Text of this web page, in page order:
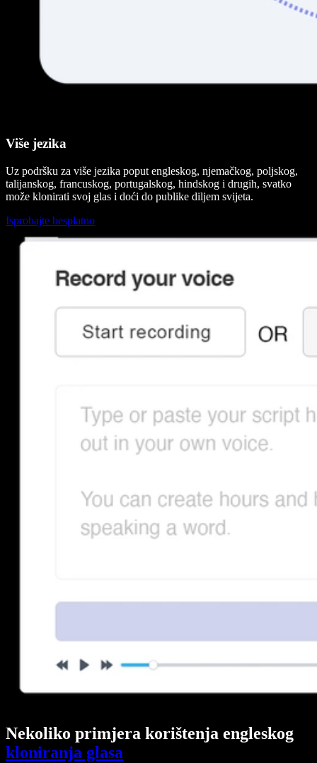
Više jezika
Uz podršku za više jezika poput engleskog, njemačkog, poljskog,
talijanskog, francuskog, portugalskog, hindskog i drugih, svatko
može klonirati svoj glas i doći do publike diljem svijeta.
Isprobajte besplatno
Nekoliko primjera korištenja engleskog
kloniranja glasa